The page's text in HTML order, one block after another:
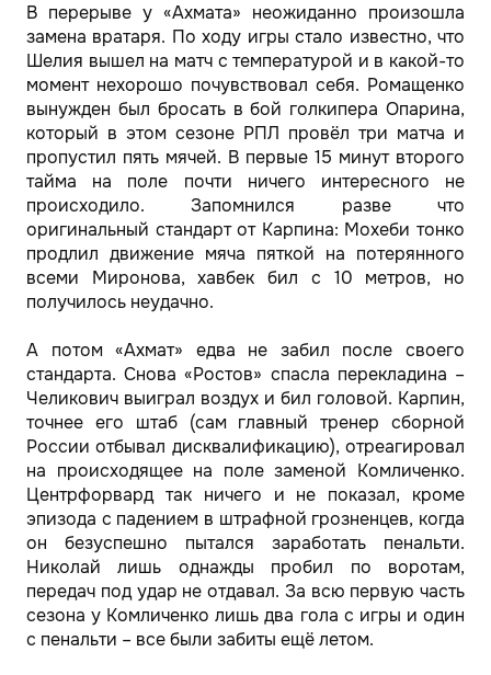
В перерыве у «Ахмата» неожиданно произошла
замена вратаря. По ходу игры стало известно, что
Шелия вышел на матч с температурой и в какой-то
момент нехорошо почувствовал себя. Ромащенко
вынужден был бросать в бой голкипера Опарина,
который в этом сезоне РПЛ провёл три матча и
пропустил пять мячей. В первые 15 минут второго
тайма на поле почти ничего интересного не
происходило. Запомнился разве что
оригинальный стандарт от Карпина: Мохеби тонко
продлил движение мяча пяткой на потерянного
всеми Миронова, хавбек бил с 10 метров, но
получилось неудачно.
А потом «Ахмат» едва не забил после своего
стандарта. Снова «Ростов» спасла перекладина –
Челикович выиграл воздух и бил головой. Карпин,
точнее его штаб (сам главный тренер сборной
России отбывал дисквалификацию), отреагировал
на происходящее на поле заменой Комличенко.
Центрфорвард так ничего и не показал, кроме
эпизода с падением в штрафной грозненцев, когда
он безуспешно пытался заработать пенальти.
Николай лишь однажды пробил по воротам,
передач под удар не отдавал. За всю первую часть
сезона у Комличенко лишь два гола с игры и один
с пенальти – все были забиты ещё летом.